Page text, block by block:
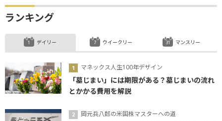
ランキング
デイリー
マネックス人生100年デザイン
「墓じまい」には期限がある？墓じまいの流れ
とかかる費用を解説
岡元兵八郎の米国株マスターへの道
ウイークリー マンスリー